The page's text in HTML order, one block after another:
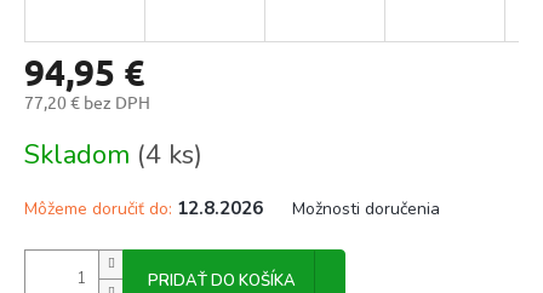
94,95 €
77,20 € bez DPH
cena:
Skladom (4 ks)
Môžeme doručiť do: 12.8.2026 Možnosti doručenia
PRIDAŤ DO KOŠÍKA